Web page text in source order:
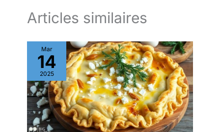
le lave-vaisselle pour un
entretien facile
résistantes, adaptées à un
usage domestique et
professionnel
Articles similaires
Mar
14
2025